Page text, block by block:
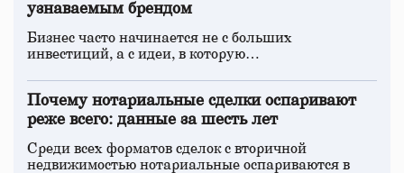
узнаваемым брендом
Бизнес часто начинается не с больших
инвестиций, а с идеи, в которую…
Почему нотариальные сделки оспаривают
реже всего: данные за шесть лет
Среди всех форматов сделок с вторичной
недвижимостью нотариальные оспариваются в